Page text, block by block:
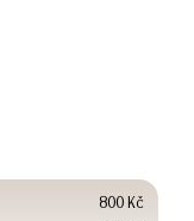
800 Kč